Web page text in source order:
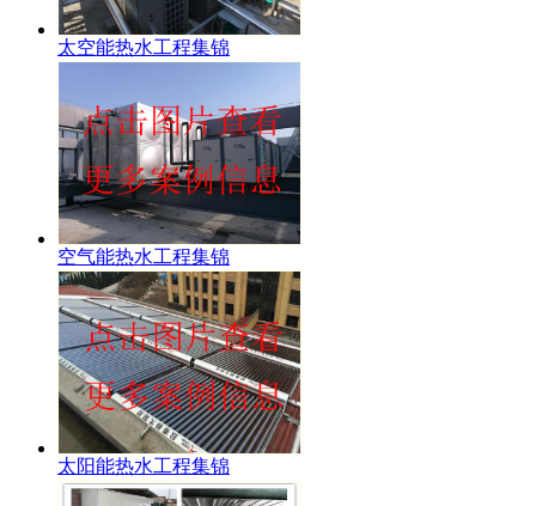
太空能热水工程集锦
空气能热水工程集锦
太阳能热水工程集锦